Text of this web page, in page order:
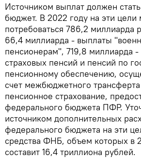
Источником выплат должен
бюджет. В 2022 году на эти цели
потребоваться 786,2 миллиарда
66,4 миллиарда - выплаты
пенсионерам", 719,8 миллиарда -
страховых пенсий и пенсий по
пенсионному обеспечению,
счет межбюджетного
пенсионное страхование,
федерального бюджета ПФР.
источником дополнительных
федерального бюджета на эти
средства ФНБ, объем которых в
составит 16,4 триллиона рублей.